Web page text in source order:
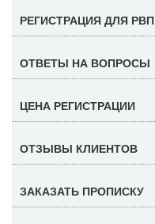
РЕГИСТРАЦИЯ ДЛЯ РВП
ОТВЕТЫ НА ВОПРОСЫ
ЦЕНА РЕГИСТРАЦИИ
ОТЗЫВЫ КЛИЕНТОВ
ЗАКАЗАТЬ ПРОПИСКУ